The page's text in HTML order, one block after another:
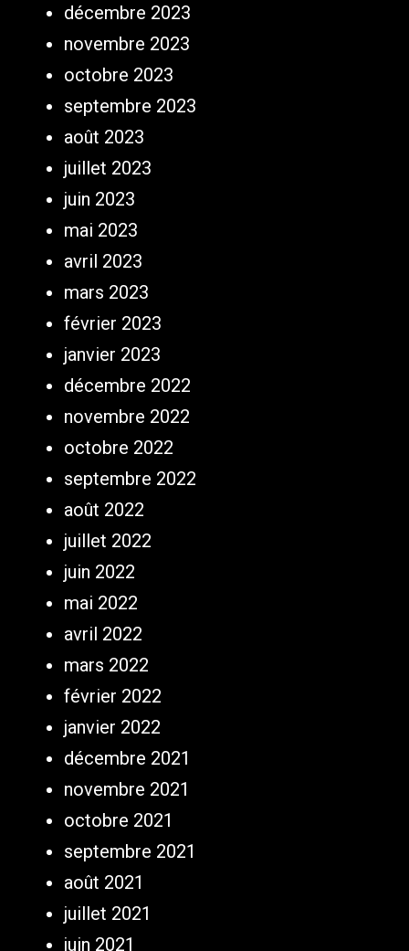
décembre 2023
novembre 2023
octobre 2023
septembre 2023
août 2023
juillet 2023
juin 2023
mai 2023
avril 2023
mars 2023
février 2023
janvier 2023
décembre 2022
novembre 2022
octobre 2022
septembre 2022
août 2022
juillet 2022
juin 2022
mai 2022
avril 2022
mars 2022
février 2022
janvier 2022
décembre 2021
novembre 2021
octobre 2021
septembre 2021
août 2021
juillet 2021
juin 2021